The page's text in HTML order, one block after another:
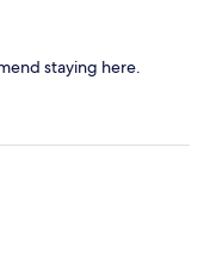
staying here.